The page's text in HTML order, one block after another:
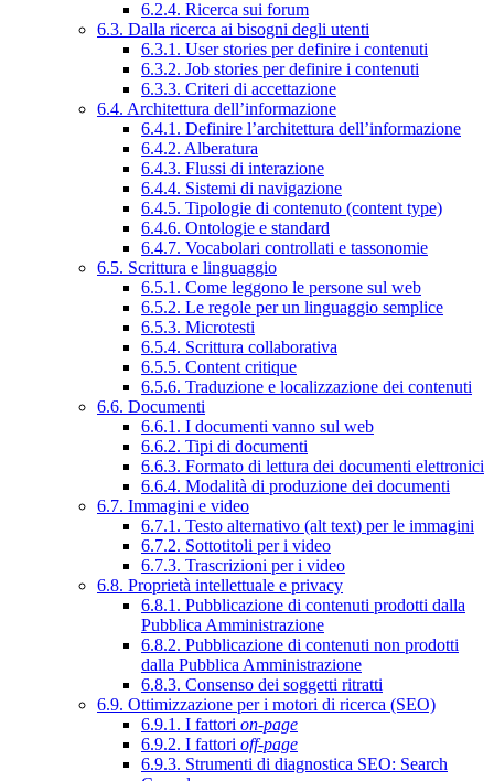
6.2.4. Ricerca sui forum
6.3. Dalla ricerca ai bisogni degli utenti
6.3.1. User stories per definire i contenuti
6.3.2. Job stories per definire i contenuti
6.3.3. Criteri di accettazione
6.4. Architettura dell’informazione
6.4.1. Definire l’architettura dell’informazione
6.4.2. Alberatura
6.4.3. Flussi di interazione
6.4.4. Sistemi di navigazione
6.4.5. Tipologie di contenuto (content type)
6.4.6. Ontologie e standard
6.4.7. Vocabolari controllati e tassonomie
6.5. Scrittura e linguaggio
6.5.1. Come leggono le persone sul web
6.5.2. Le regole per un linguaggio semplice
6.5.3. Microtesti
6.5.4. Scrittura collaborativa
6.5.5. Content critique
6.5.6. Traduzione e localizzazione dei contenuti
6.6. Documenti
6.6.1. I documenti vanno sul web
6.6.2. Tipi di documenti
6.6.3. Formato di lettura dei documenti elettronici
6.6.4. Modalità di produzione dei documenti
6.7. Immagini e video
6.7.1. Testo alternativo (alt text) per le immagini
6.7.2. Sottotitoli per i video
6.7.3. Trascrizioni per i video
6.8. Proprietà intellettuale e privacy
6.8.1. Pubblicazione di contenuti prodotti dalla
Pubblica Amministrazione
6.8.2. Pubblicazione di contenuti non prodotti
dalla Pubblica Amministrazione
6.8.3. Consenso dei soggetti ritratti
6.9. Ottimizzazione per i motori di ricerca (SEO)
6.9.1. I fattori on-page
6.9.2. I fattori off-page
6.9.3. Strumenti di diagnostica SEO: Search